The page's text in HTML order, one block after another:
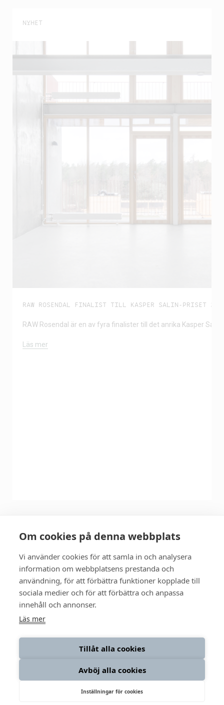
Om cookies på denna webbplats
Vi använder cookies för att samla in och analysera
information om webbplatsens prestanda och
användning, för att förbättra funktioner kopplade till
sociala medier och för att förbättra och anpassa
innehåll och annonser.
Läs mer
Tillåt alla cookies
Avböj alla cookies
Inställningar för cookies
NYHET
RAW ROSENDAL FINALIST TILL KASPER SALIN-PRISET
RAW Rosendal är en av fyra finalister till det anrika Kasper
Läs mer
Följ oss:
Så fungerar RAW
Om oss
Integritetspolicy
LinkedIn